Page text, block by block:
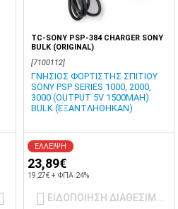
TC-SONY PSP-384 CHARGER SONY
BULK (ORIGINAL)
[7100112]
ΓΝΗΣΙΟΣ ΦΟΡΤΙΣΤΗΣ ΣΠΙΤΙΟΥ
SONY PSP SERIES 1000, 2000,
3000 (OUTPUT 5V 1500MAH)
BULK (ΕΞΑΝΤΛΗΘΗΚΑΝ)
ΕΛΛΕΙΨΗ
23,89€
19,27€ + ΦΠΑ 24%
ΕΙΔΟΠΟΙΗΣΗ